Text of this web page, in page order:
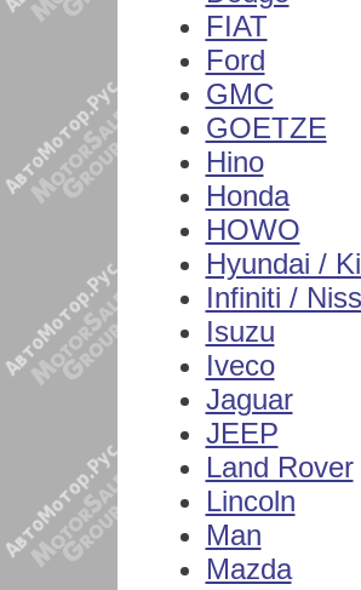
FIAT
Ford
GMC
GOETZE
Hino
Honda
HOWO
Hyundai /
Infiniti /
Isuzu
Iveco
Jaguar
JEEP
Land Rover
Lincoln
Man
Mazda